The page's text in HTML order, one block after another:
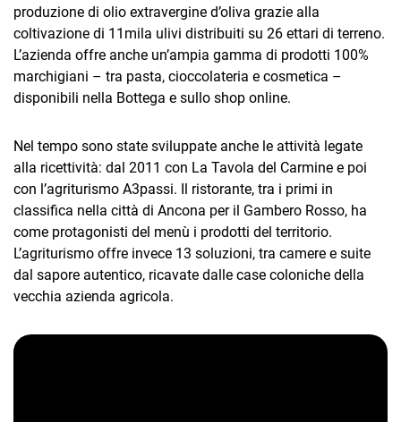
CRM
Ecommerce
Email Marketing
Fatturazione
HR
produzione di olio extravergine d’oliva grazie alla
coltivazione di 11mila ulivi distribuiti su 26 ettari di terreno.
L’azienda offre anche un’ampia gamma di prodotti 100%
marchigiani – tra pasta, cioccolateria e cosmetica –
disponibili nella Bottega e sullo shop online.
Nel tempo sono state sviluppate anche le attività legate
alla ricettività: dal 2011 con La Tavola del Carmine e poi
con l’agriturismo A3passi. Il ristorante, tra i primi in
classifica nella città di Ancona per il Gambero Rosso, ha
come protagonisti del menù i prodotti del territorio.
L’agriturismo offre invece 13 soluzioni, tra camere e suite
dal sapore autentico, ricavate dalle case coloniche della
vecchia azienda agricola.